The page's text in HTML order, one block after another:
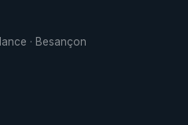
· Besançon